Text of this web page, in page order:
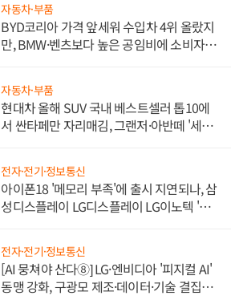
자동차·부품
BYD코리아 가격 앞세워 수입차 4위 올랐지
만, BMW·벤츠보다 높은 공임비에 소비자
자동차·부품
현대차 올해 SUV 국내 베스트셀러 톱10에
서 싼타페만 자리매김, 그랜저·아반떼 '세단
전자·전기·정보통신
아이폰18 '메모리 부족'에 출시 지연되나, 삼
성디스플레이 LG디스플레이 LG이노텍 '탈
전자·전기·정보통신
[AI 뭉쳐야 산다⑧] LG·엔비디아 '피지컬 AI'
동맹 강화, 구광모 제조·데이터·기술 결집